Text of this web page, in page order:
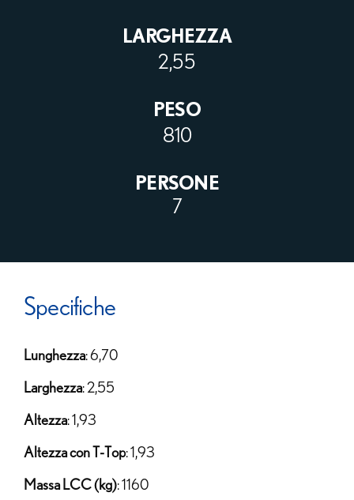
LARGHEZZA
2,55
PESO
810
PERSONE
7
Specifiche
Lunghezza: 6,70
Larghezza: 2,55
Altezza: 1,93
Altezza con T-Top: 1,93
Massa LCC (kg): 1160